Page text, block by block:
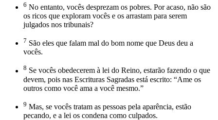
6 No entanto, vocês desprezam os pobres. Por acaso, não são
os ricos que exploram vocês e os arrastam para serem
julgados nos tribunais?
7 São eles que falam mal do bom nome que Deus deu a
vocês.
8 Se vocês obedecerem à lei do Reino, estarão fazendo o que
devem, pois nas Escrituras Sagradas está escrito: “Ame os
outros como você ama a você mesmo.”
9 Mas, se vocês tratam as pessoas pela aparência, estão
pecando, e a lei os condena como culpados.